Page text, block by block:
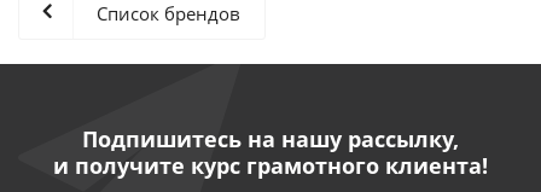
Список брендов
Подпишитесь на нашу рассылку,
и получите курс грамотного клиента!